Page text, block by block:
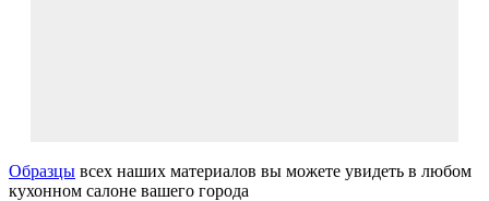
Образцы всех наших материалов вы можете увидеть в любом
кухонном салоне вашего города